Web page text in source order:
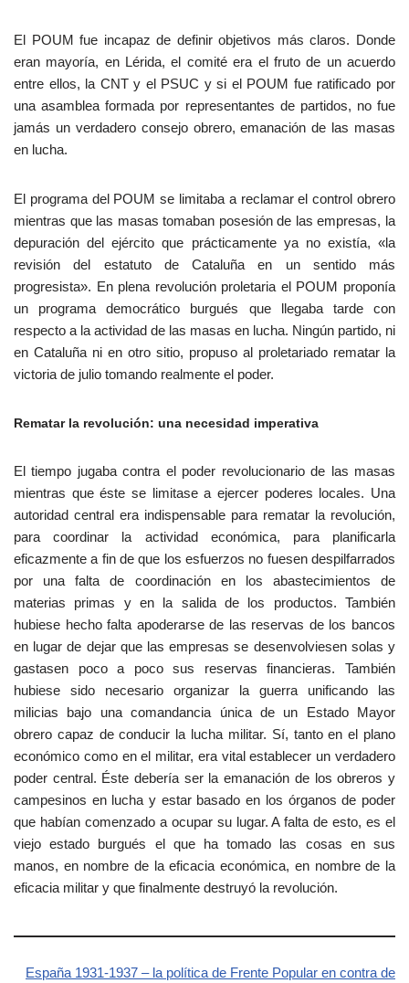
El POUM fue incapaz de definir objetivos más claros. Donde
eran mayoría, en Lérida, el comité era el fruto de un acuerdo
entre ellos, la CNT y el PSUC y si el POUM fue ratificado por
una asamblea formada por representantes de partidos, no fue
jamás un verdadero consejo obrero, emanación de las masas
en lucha.
El programa del POUM se limitaba a reclamar el control obrero
mientras que las masas tomaban posesión de las empresas, la
depuración del ejército que prácticamente ya no existía, «la
revisión del estatuto de Cataluña en un sentido más
progresista». En plena revolución proletaria el POUM proponía
un programa democrático burgués que llegaba tarde con
respecto a la actividad de las masas en lucha. Ningún partido, ni
en Cataluña ni en otro sitio, propuso al proletariado rematar la
victoria de julio tomando realmente el poder.
Rematar la revolución: una necesidad imperativa
El tiempo jugaba contra el poder revolucionario de las masas
mientras que éste se limitase a ejercer poderes locales. Una
autoridad central era indispensable para rematar la revolución,
para coordinar la actividad económica, para planificarla
eficazmente a fin de que los esfuerzos no fuesen despilfarrados
por una falta de coordinación en los abastecimientos de
materias primas y en la salida de los productos. También
hubiese hecho falta apoderarse de las reservas de los bancos
en lugar de dejar que las empresas se desenvolviesen solas y
gastasen poco a poco sus reservas financieras. También
hubiese sido necesario organizar la guerra unificando las
milicias bajo una comandancia única de un Estado Mayor
obrero capaz de conducir la lucha militar. Sí, tanto en el plano
económico como en el militar, era vital establecer un verdadero
poder central. Éste debería ser la emanación de los obreros y
campesinos en lucha y estar basado en los órganos de poder
que habían comenzado a ocupar su lugar. A falta de esto, es el
viejo estado burgués el que ha tomado las cosas en sus
manos, en nombre de la eficacia económica, en nombre de la
eficacia militar y que finalmente destruyó la revolución.
España 1931-1937 – la política de Frente Popular en contra de